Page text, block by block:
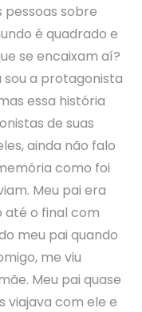
sobre
é quadrado e
se encaixam aí?
sou a protagonista
essa história
de suas
ainda não falo
como foi
Meu pai era
até o final com
meu pai quando
me viu
Meu pai quase
viajava com ele e